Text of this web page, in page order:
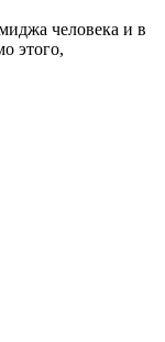
человека и в
этого,